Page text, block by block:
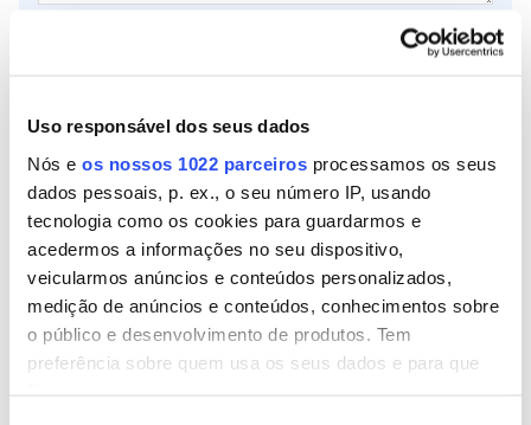
Uso responsável dos seus dados
Nós e os nossos 1022 parceiros processamos os seus
dados pessoais, p. ex., o seu número IP, usando
tecnologia como os cookies para guardarmos e
acedermos a informações no seu dispositivo,
veicularmos anúncios e conteúdos personalizados,
medição de anúncios e conteúdos, conhecimentos sobre
o público e desenvolvimento de produtos. Tem
preferência sobre quem usa os seus dados e para que
Adicionar arquivo (se desejar, adicione 2 fotos para
Li e aceito oaviso legale apolítica de
privacidade . *